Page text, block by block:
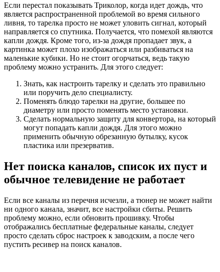
Если перестал показывать Триколор, когда идет дождь, что
является распространенной проблемой во время сильного
ливня, то тарелка просто не может уловить сигнал, который
направляется со спутника. Получается, что помехой являются
капли дождя. Кроме того, из-за дождя пропадает звук, а
картинка может плохо изображаться или разбиваться на
маленькие кубики. Но не стоит огорчаться, ведь такую
проблему можно устранить. Для этого следует:
Знать, как настроить тарелку и сделать это правильно
или поручить дело специалисту.
Поменять блюдо тарелки на другие, большее по
диаметру или просто поменять место установки.
Сделать нормальную защиту для конвертора, на который
могут попадать капли дождя. Для этого можно
применить обычную обрезанную бутылку, кусок
пластика или презерватив.
Нет поиска каналов, список их пуст и
обычное телевидение не работает
Если все каналы из перечня исчезли, а тюнер не может найти
ни одного канала, значит, все настройки сбиты. Решить
проблему можно, если обновить прошивку. Чтобы
отображались бесплатные федеральные каналы, следует
просто сделать сброс настроек к заводским, а после чего
пустить ресивер на поиск каналов.